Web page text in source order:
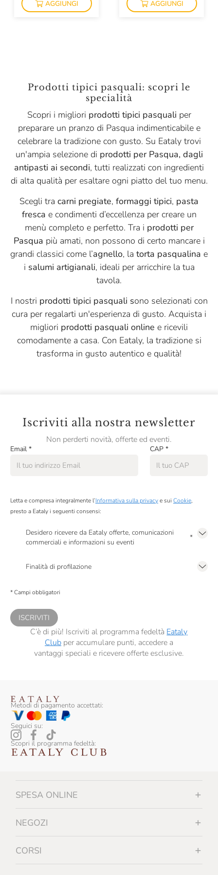
AGGIUNGI AGGIUNGI
Prodotti tipici pasquali: scopri le
specialità
Scopri i migliori prodotti tipici pasquali per
preparare un pranzo di Pasqua indimenticabile e
celebrare la tradizione con gusto. Su Eataly trovi
un'ampia selezione di prodotti per Pasqua, dagli
antipasti ai secondi, tutti realizzati con ingredienti
di alta qualità per esaltare ogni piatto del tuo menu.
Scegli tra carni pregiate, formaggi tipici, pasta
fresca e condimenti d’eccellenza per creare un
menù completo e perfetto. Tra i prodotti per
Pasqua più amati, non possono di certo mancare i
grandi classici come l’agnello, la torta pasqualina e
i salumi artigianali, ideali per arricchire la tua
tavola.
I nostri prodotti tipici pasquali sono selezionati con
cura per regalarti un'esperienza di gusto. Acquista i
migliori prodotti pasquali online e ricevili
comodamente a casa. Con Eataly, la tradizione si
trasforma in gusto autentico e qualità!
Iscriviti alla nostra newsletter
Non perderti novità, offerte ed eventi.
Email * CAP *
Letta e compresa integralmente l’Informativa sulla privacye sui Cookie,
presto a Eataly i seguenti consensi:
Desidero ricevere da Eataly offerte, comunicazioni
commerciali e informazioni su eventi
*
Finalità di profilazione
comunicazioni commerciali personalizzate, in caso di consenso prestato ai
* Campi obbligatori
ISCRIVITI
C’è di più! Iscriviti al programma fedeltà Eataly
Clubper accumulare punti, accedere a
vantaggi speciali e ricevere offerte esclusive.
Metodi di pagamento accettati:
Seguici su:
Scopri il programma fedeltà:
SPESA ONLINE
NEGOZI
CORSI